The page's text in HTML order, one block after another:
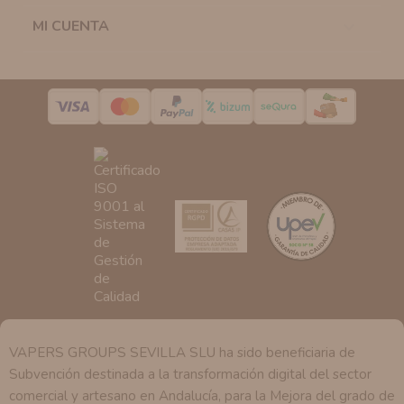
Destinatarios:
pedimos.
Derechos:
Tiene derecho a saber qué información
tenemos sobre usted, corregirla y eliminarla, tal y como
se explica en la información adicional disponible en
nuestra página web.
MI CUENTA
VAPERS GROUPS SEVILLA SLU ha sido beneficiaria de
Subvención destinada a la transformación digital del sector
comercial y artesano en Andalucía, para la Mejora del grado de